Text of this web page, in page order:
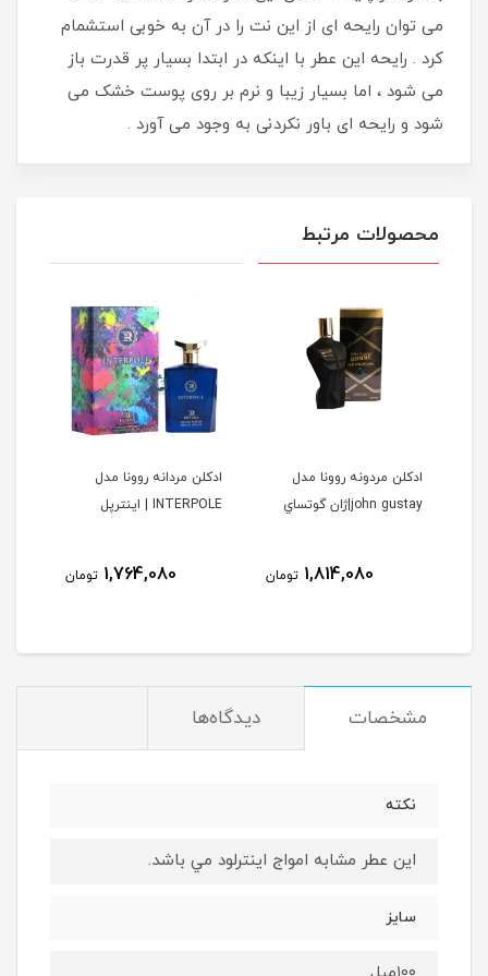
می توان رایحه ای از این نت را در آن به خوبی استشمام
کرد . رایحه این عطر با اینکه در ابتدا بسیار پر قدرت باز
می شود ، اما بسیار زیبا و نرم بر روی پوست خشک می
شود و رایحه ای باور نکردنی به وجود می آورد .
محصولات مرتبط
ادكلن مردونه روونا مدل
john gustay|ژان گوتساي
1,814,080 تومان
ادكلن مردانه روونا مدل
INTERPOLE | اينترپل
1,764,080 تومان
مشخصات دیدگاه‌ها
نكته
اين عطر مشابه امواج اينترلود مي باشد.
سايز